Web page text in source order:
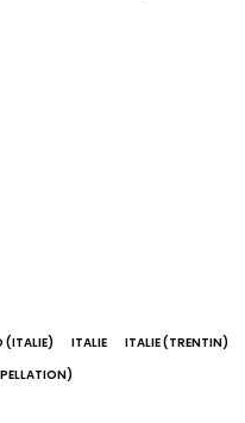
(ITALIE) ITALIE ITALIE (TRENTIN)